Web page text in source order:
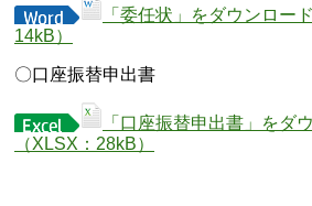
「委任状」をダウンロー
14kB）
〇口座振替申出書
「口座振替申出書」をダ
（XLSX：28kB）